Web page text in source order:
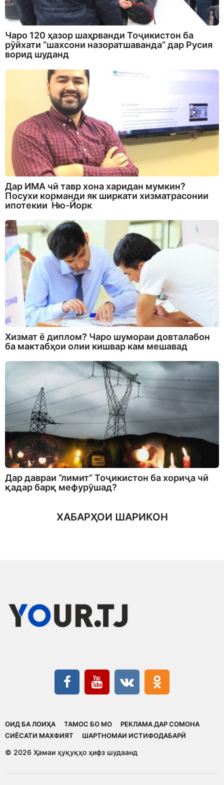
Чаро 120 ҳазор шаҳрванди Тоҷикистон ба
рӯйхати “шахсони назоратшаванда” дар Русия
ворид шуданд
Дар ИМА чӣ тавр хона харидан мумкин?
Посухи корманди як ширкати хизматрасонии
ипотекии Ню-Йорк
Хизмат ё диплом? Чаро шумораи довталабон
ба мактабҳои олии кишвар кам мешавад
Дар давраи “лимит” Тоҷикистон ба хориҷа чӣ
қадар барқ мефурӯшад?
ХАБАРҲОИ ШАРИКОН
ОИД БА ЛОИҲА ТАМОС БО МО
РЕКЛАМА ДАР СОМОНА
CИЁСАТИ МАХФИЯТ
ШАРТНОМАИ ИСТИФОДАБАРӢ
© 2026 Ҳамаи ҳуқуқҳо ҳифз шудаанд